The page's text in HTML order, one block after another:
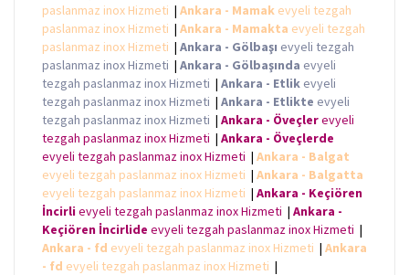
paslanmaz inox Hizmeti | Ankara - Mamak evyeli tezgah
paslanmaz inox Hizmeti | Ankara - Mamakta evyeli tezgah
paslanmaz inox Hizmeti | Ankara - Gölbaşı evyeli tezgah
paslanmaz inox Hizmeti | Ankara - Gölbaşında evyeli
tezgah paslanmaz inox Hizmeti | Ankara - Etlik evyeli
tezgah paslanmaz inox Hizmeti | Ankara - Etlikte evyeli
tezgah paslanmaz inox Hizmeti | Ankara - Öveçlerevyeli
tezgah paslanmaz inox Hizmeti | Ankara - Öveçlerde
evyeli tezgah paslanmaz inox Hizmeti | Ankara - Balgat
evyeli tezgah paslanmaz inox Hizmeti | Ankara - Balgatta
evyeli tezgah paslanmaz inox Hizmeti | Ankara - Keçiören
İncirlievyeli tezgah paslanmaz inox Hizmeti | Ankara -
Keçiören İncirlide evyeli tezgah paslanmaz inox Hizmeti |
Ankara - fd evyeli tezgah paslanmaz inox Hizmeti | Ankara
- fd evyeli tezgah paslanmaz inox Hizmeti |